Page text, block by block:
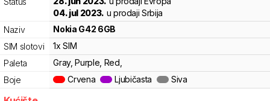
04. jul 2023. u prodaji Srbija
Naziv
Nokia G42 6GB
SIM slotovi
1x SIM
Paleta
Gray, Purple, Red,
Boje
Crvena Ljubičasta Siva